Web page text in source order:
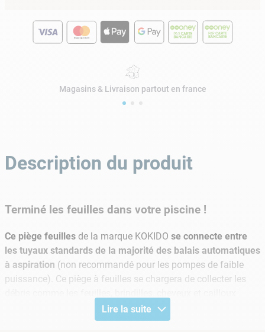
Magasins & Livraison partout en france
Description du produit
Terminé les feuilles dans votre piscine !
Ce piège feuilles de la marque KOKIDO se connecte entre
les tuyaux standards de la majorité des balais automatiques
à aspiration (non recommandé pour les pompes de faible
puissance). Ce piège à feuilles se chargera de collecter les
avant qu'ils n'atteignent la pompe ou le filtre.
de prolonger la durée de vie de votre pompe
Lire la suite